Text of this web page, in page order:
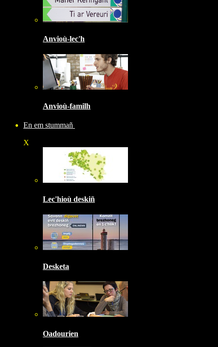
Anvioù-lec'h
Anvioù-familh
En em stummañ
X
Lec'hioù deskiñ
Desketa
Oadourien